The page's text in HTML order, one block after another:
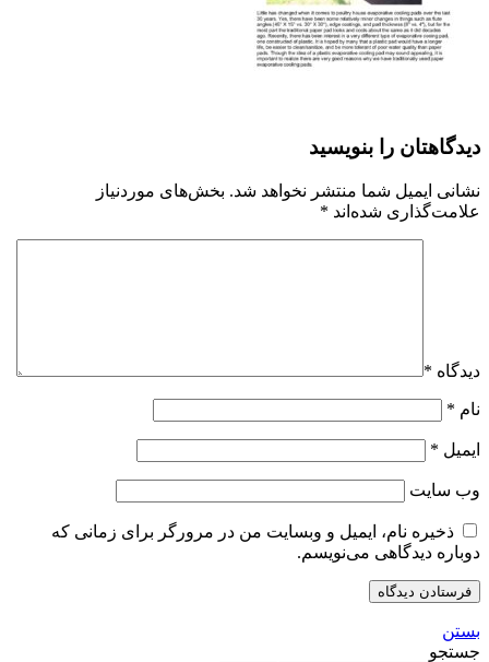
دیدگاهتان را بنویسید
نشانی ایمیل شما منتشر نخواهد شد. بخش‌های موردنیاز
علامت‌گذاری شده‌اند *
دیدگاه *
نام *
ایمیل *
وب‌ سایت
ذخیره نام، ایمیل و وبسایت من در مرورگر برای زمانی که
دوباره دیدگاهی می‌نویسم.
بستن
جستجو